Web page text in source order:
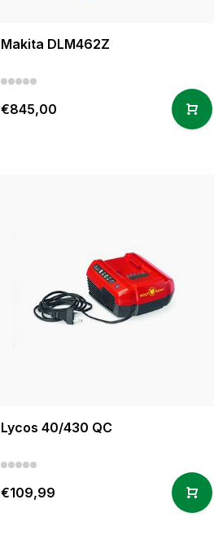
Makita DLM462Z
€845,00
Lycos 40/430 QC
€109,99